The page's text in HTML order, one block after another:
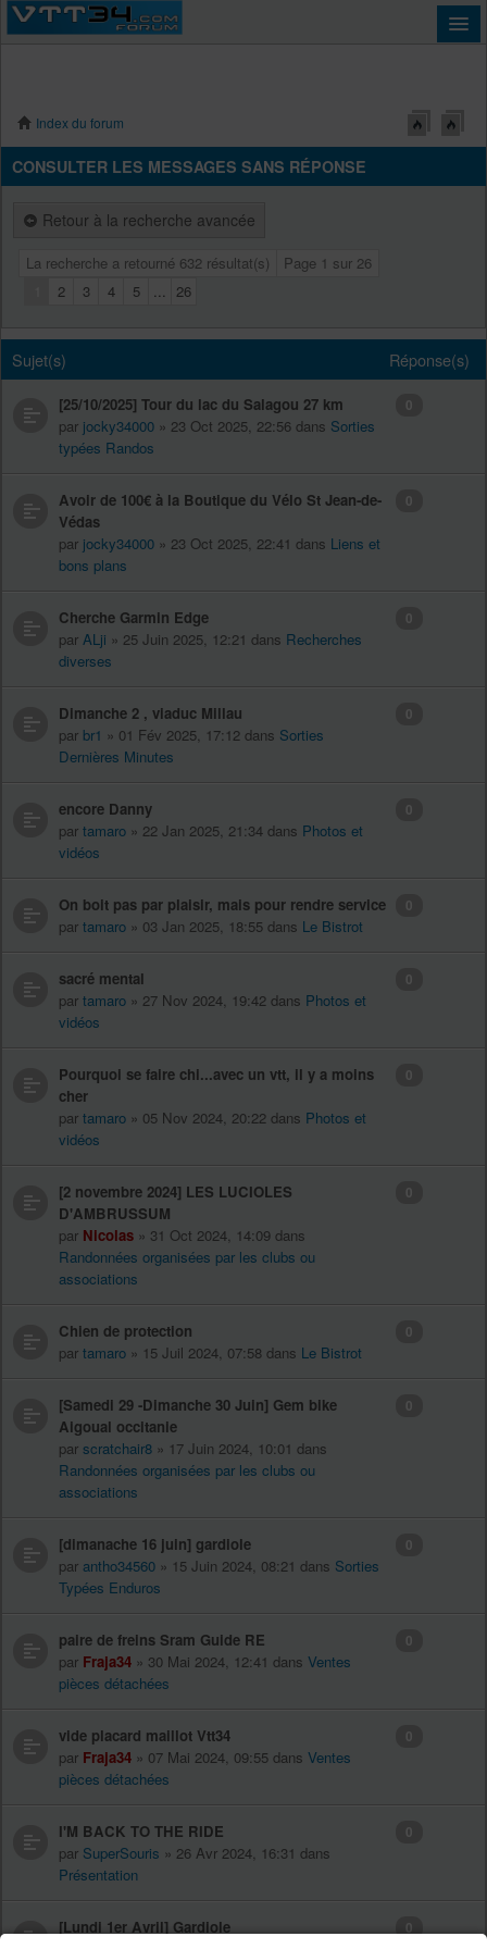
Index du forum
CONSULTER LES MESSAGES SANS RÉPONSE
Retour à la recherche avancée
La recherche a retourné 632 résultat(s) Page 1 sur 26
2 3 4 5 ... 26
Sujet(s) Réponse(s)
[25/10/2025] Tour du lac du Salagou 27 km
par jocky34000 » 23 Oct 2025, 22:56 dans Sorties
typées Randos
0
Avoir de 100€ à la Boutique du Vélo St Jean-de-
Védas
par jocky34000 » 23 Oct 2025, 22:41 dans Liens et
bons plans
0
Cherche Garmin Edge
par ALji » 25 Juin 2025, 12:21 dans Recherches
diverses
0
Dimanche 2 , viaduc Millau
par br1 » 01 Fév 2025, 17:12 dans Sorties
Dernières Minutes
0
encore Danny
par tamaro » 22 Jan 2025, 21:34 dans Photos et
vidéos
0
On boit pas par plaisir, mais pour rendre service
par tamaro » 03 Jan 2025, 18:55 dans Le Bistrot
0
sacré mental
par tamaro » 27 Nov 2024, 19:42 dans Photos et
vidéos
0
Pourquoi se faire chi...avec un vtt, il y a moins
cher
par tamaro » 05 Nov 2024, 20:22 dans Photos et
vidéos
0
[2 novembre 2024] LES LUCIOLES
D'AMBRUSSUM
par Nicolas » 31 Oct 2024, 14:09 dans
Randonnées organisées par les clubs ou
associations
0
Chien de protection
par tamaro » 15 Juil 2024, 07:58 dans Le Bistrot
0
[Samedi 29 -Dimanche 30 Juin] Gem bike
Aigoual occitanie
par scratchair8 » 17 Juin 2024, 10:01 dans
Randonnées organisées par les clubs ou
associations
0
[dimanache 16 juin] gardiole
par antho34560 » 15 Juin 2024, 08:21 dans Sorties
Typées Enduros
0
paire de freins Sram Guide RE
par Fraja34 » 30 Mai 2024, 12:41 dans Ventes
pièces détachées
0
vide placard maillot Vtt34
par Fraja34 » 07 Mai 2024, 09:55 dans Ventes
pièces détachées
0
I'M BACK TO THE RIDE
par SuperSouris » 26 Avr 2024, 16:31 dans
Présentation
0
[Lundi 1er Avril] Gardiole
0